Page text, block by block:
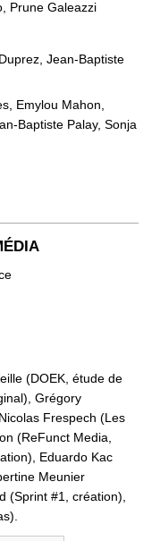
Prune Galeazzi
Jean-Baptiste
Emylou Mahon,
Baptiste Palay, Sonja
(DOEK, étude de
Grégory
Frespech (Les
(ReFunct Media,
Eduardo Kac
Meunier
(Sprint #1, création),